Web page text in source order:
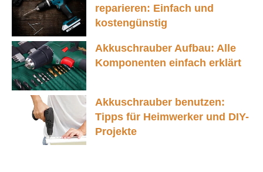
reparieren: Einfach und
kostengünstig
Akkuschrauber Aufbau: Alle
Komponenten einfach erklärt
Akkuschrauber benutzen:
Tipps für Heimwerker und DIY-
Projekte